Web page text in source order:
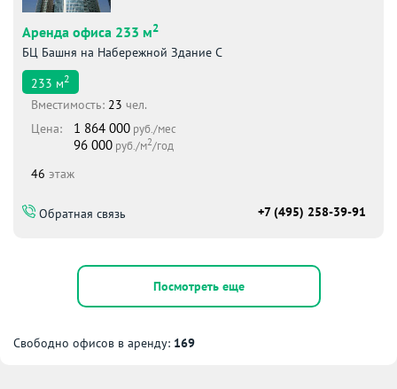
Аренда офиса 233 м2
БЦ Башня на Набережной Здание С
233 м2
Вместимоcть: 23 чел.
Цена:
1 864 000 руб./мес
96 000 руб./м2/год
46 этаж
Обратная связь +7 (495) 258-39-91
Посмотреть еще
Свободно офисов в аренду: 169